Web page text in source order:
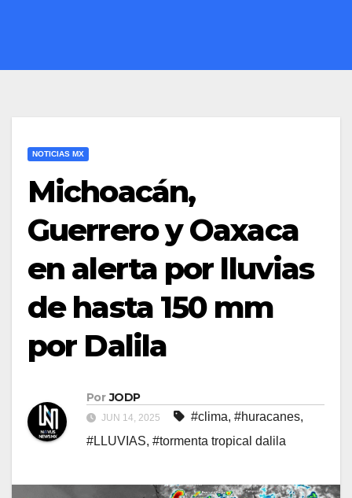
NOTICIAS MX
Michoacán,
Guerrero y Oaxaca
en alerta por lluvias
de hasta 150 mm
por Dalila
Por JODP
JUN 14, 2025 #clima, #huracanes,
#LLUVIAS, #tormenta tropical dalila